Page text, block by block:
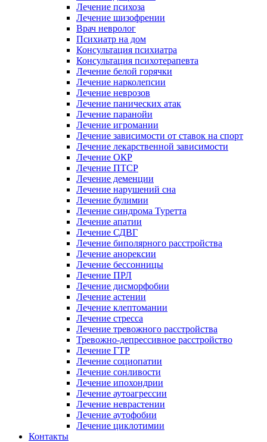
Лечение психоза
Лечение шизофрении
Врач невролог
Психиатр на дом
Консультация психиатра
Консультация психотерапевта
Лечение белой горячки
Лечение нарколепсии
Лечение неврозов
Лечение панических атак
Лечение паранойи
Лечение игромании
Лечение зависимости от ставок на спорт
Лечение лекарственной зависимости
Лечение ОКР
Лечение ПТСР
Лечение деменции
Лечение нарушений сна
Лечение булимии
Лечение синдрома Туретта
Лечение апатии
Лечение СДВГ
Лечение биполярного расстройства
Лечение анорексии
Лечение бессонницы
Лечение ПРЛ
Лечение дисморфобии
Лечение астении
Лечение клептомании
Лечение стресса
Лечение тревожного расстройства
Тревожно-депрессивное расстройство
Лечение ГТР
Лечение социопатии
Лечение сонливости
Лечение ипохондрии
Лечение аутоагрессии
Лечение неврастении
Лечение аутофобии
Лечение циклотимии
Контакты